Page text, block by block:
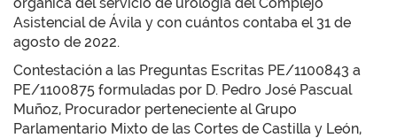
Asistencial de Ávila y con cuántos contaba el 31 de
agosto de 2022.
Contestación a las Preguntas Escritas PE/1100843 a
PE/1100875 formuladas por D. Pedro José Pascual
Muñoz, Procurador perteneciente al Grupo
Parlamentario Mixto de las Cortes de Castilla y León,